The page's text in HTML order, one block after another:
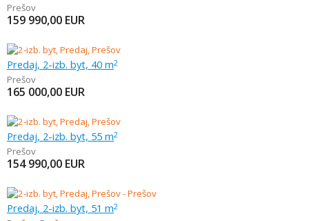
Prešov
159 990,00 EUR
Predaj, 2-izb. byt, 40 m2
Prešov
165 000,00 EUR
Predaj, 2-izb. byt, 55 m2
Prešov
154 990,00 EUR
Predaj, 2-izb. byt, 51 m2